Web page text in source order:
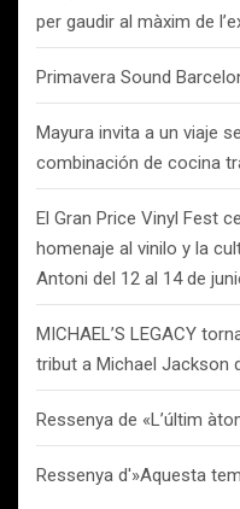
per gaudir al màxim de
Primavera Sound
Mayura invita a un viaje
combinación de cocina
El Gran Price Vinyl Fest
homenaje al vinilo y la
Antoni del 12 al 14 de
MICHAEL’S LEGACY
tribut a Michael Jackson
Ressenya de «L’últim
Ressenya d'»Aquesta